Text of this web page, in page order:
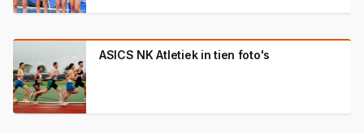
ASICS NK Atletiek in tien foto's